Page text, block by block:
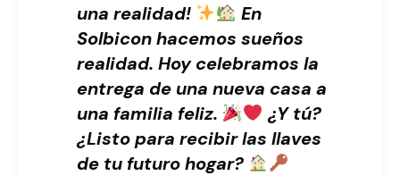
una realidad!
En
Solbicon hacemos sueños
realidad. Hoy celebramos la
entrega de una nueva casa a
una familia feliz.
¿Y tú?
¿Listo para recibir las llaves
de tu futuro hogar?